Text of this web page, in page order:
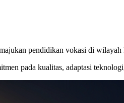
pendidikan vokasi di
pada kualitas, adaptasi